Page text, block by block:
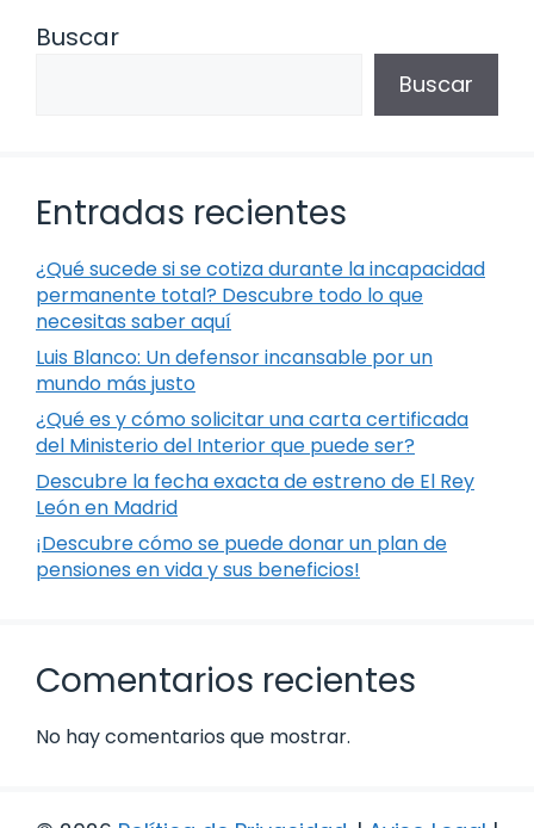
Buscar
Buscar
Entradas recientes
¿Qué sucede si se cotiza durante la incapacidad
permanente total? Descubre todo lo que
necesitas saber aquí
Luis Blanco: Un defensor incansable por un
mundo más justo
¿Qué es y cómo solicitar una carta certificada
del Ministerio del Interior que puede ser?
Descubre la fecha exacta de estreno de El Rey
León en Madrid
¡Descubre cómo se puede donar un plan de
pensiones en vida y sus beneficios!
Comentarios recientes
No hay comentarios que mostrar.